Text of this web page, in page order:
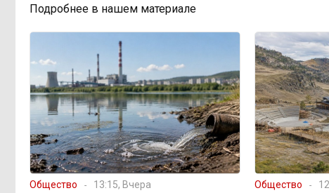
Подробнее в нашем материале
Общество 13:15, Вчера Общество